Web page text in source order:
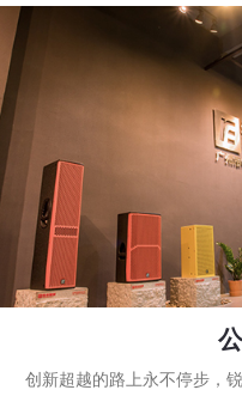
创新超越的路上永不停步，